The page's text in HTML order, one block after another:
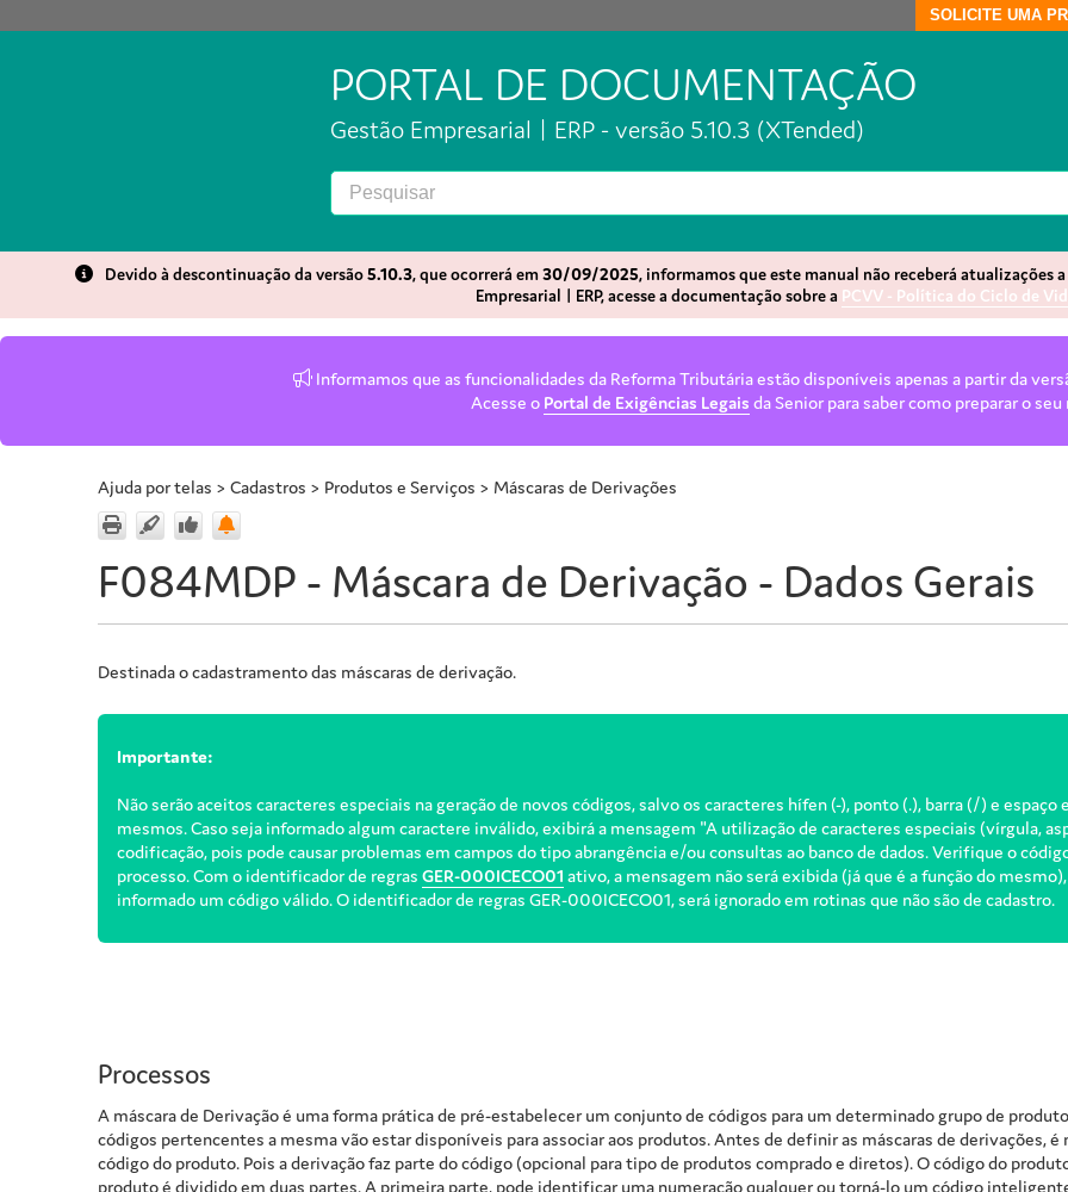
SOLICITE UMA
PORTAL DE DOCUMENTAÇÃO
Gestão Empresarial | ERP - versão 5.10.3 (XTended)
Devido à descontinuação da versão5.10.3, que ocorrerá em30/09/2025, informamos que este manual não receberá atualizações
Empresarial | ERP, acesse a documentação sobre a PCVV - Política do Ciclo de
Informamos que as funcionalidades da Reforma Tributária estão disponíveis apenas a partir da
Acesse o Portal de Exigências Legais da Senior para saber como preparar o
Ajuda por telas > Cadastros > Produtos e Serviços > Máscaras de Derivações
F084MDP - Máscara de Derivação - Dados Gerais
Destinada o cadastramento das máscaras de derivação.
Importante:
Não serão aceitos caracteres especiais na geração de novos códigos, salvo os caracteres hífen (-), ponto (.), barra (/) e
mesmos. Caso seja informado algum caractere inválido, exibirá a mensagem "A utilização de caracteres especiais (vírgula,
codificação, pois pode causar problemas em campos do tipo abrangência e/ou consultas ao banco de dados. Verifique o
processo. Com o identificador de regras GER-000ICECO01 ativo, a mensagem não será exibida (já que é a função do
informado um código válido. O identificador de regras GER-000ICECO01, será ignorado em rotinas que não são de cadastro.
Processos
A máscara de Derivação é uma forma prática de pré-estabelecer um conjunto de códigos para um determinado grupo de
códigos pertencentes a mesma vão estar disponíveis para associar aos produtos. Antes de definir as máscaras de derivações,
código do produto. Pois a derivação faz parte do código (opcional para tipo de produtos comprado e diretos). O código do
produto é dividido em duas partes. A primeira parte, pode identificar uma numeração qualquer ou torná-lo um código